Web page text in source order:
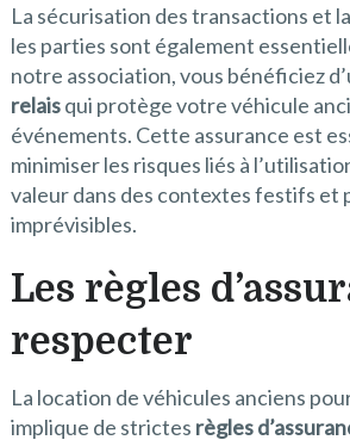
La sécurisation des transactions et
les parties sont également
notre association, vous bénéficiez
relaisqui protège votre véhicule
événements. Cette assurance est
minimiser les risques liés à
valeur dans des contextes festifs et
imprévisibles.
Les règles
respecter
La location de véhicules anciens
implique de strictes règles